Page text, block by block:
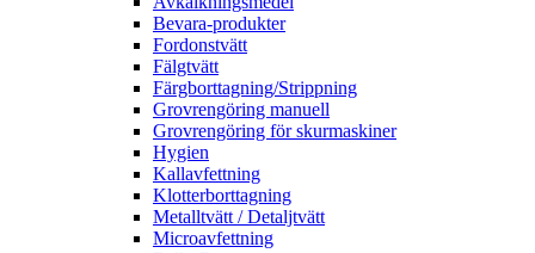
Bevara-produkter
Fordonstvätt
Fälgtvätt
Färgborttagning/Strippning
Grovrengöring manuell
Grovrengöring för skurmaskiner
Hygien
Kallavfettning
Klotterborttagning
Metalltvätt / Detaljtvätt
Microavfettning